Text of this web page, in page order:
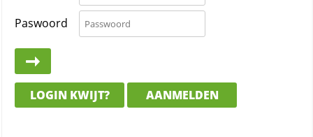
Paswoord
LOGIN KWIJT? AANMELDEN